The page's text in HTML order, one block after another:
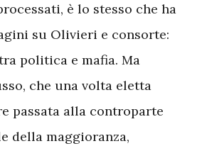
è lo stesso che ha
su Olivieri e consorte:
politica e mafia. Ma
che una volta eletta
passata alla controparte
della maggioranza,